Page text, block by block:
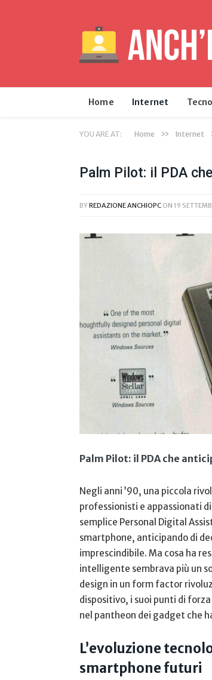
Home Internet
YOU ARE AT: Home » Internet
Palm Pilot: il PDA
BYREDAZIONE ANCHIOPC ON 19
Palm Pilot: il PDA ⁢che
Negli anni ’90, una piccola
professionisti e appassionati
⁣semplice Personal Digital
smartphone, anticipando di
imprescindibile. Ma cosa ha
intelligente sembrava più un
design in⁤ un form factor
dispositivo, i suoi punti di
nel pantheon dei‍ gadget che
L’evoluzione
smartphone futuri